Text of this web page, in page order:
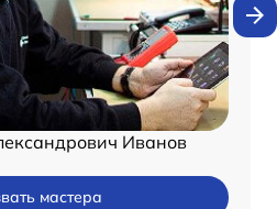
Иванов
мастера